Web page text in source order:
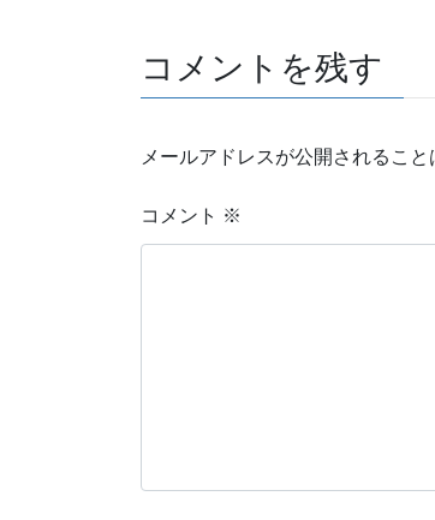
コメントを残す
メールアドレスが公開されること
コメント ※